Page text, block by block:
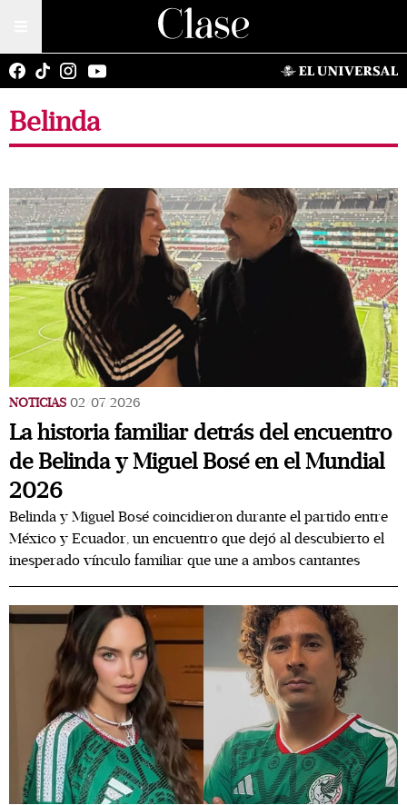
Belinda
NOTICIAS 02/07/2026
La historia familiar detrás del encuentro
de Belinda y Miguel Bosé en el Mundial
2026
Belinda y Miguel Bosé coincidieron durante el partido entre
México y Ecuador, un encuentro que dejó al descubierto el
inesperado vínculo familiar que une a ambos cantantes